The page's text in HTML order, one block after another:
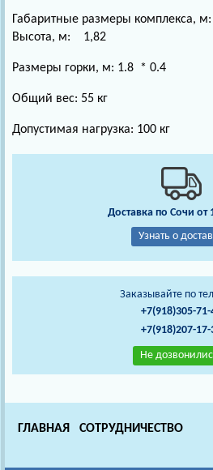
Габаритные размеры комплекса,
Высота, м: 1,82
Размеры горки, м: 1.8 * 0.4
Общий вес: 55 кг
Допустимая нагрузка: 100 кг
Доставка по Сочи от
Узнать о
Заказывайте по
+7(918)305-71-
+7(918)207-17-
Не
ГЛАВНАЯ СОТРУДНИЧЕСТВО